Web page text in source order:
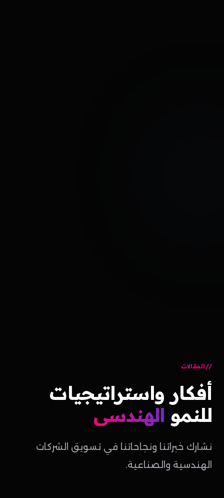
المقالات
أفكار واستراتيجيات
للنمو الهندسي
نشارك خبراتنا ونجاحاتنا في تسويق الشركات
الهندسية والصناعية.